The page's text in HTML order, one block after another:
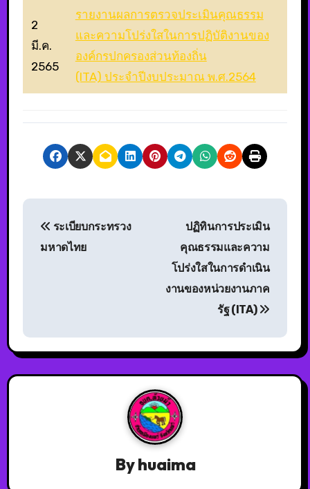
2
มี.ค.
2565
รายงานผลการตรวจประเมินคุณธรรม
และความโปร่งใสในการปฏิบัติงานของ
องค์กรปกครองส่วนท้องถิ่น
(ITA) ประจำปีงบประมาณ พ.ศ.2564
ระเบียบกระทรวง
มหาดไทย
ปฏิทินการประเมิน
คุณธรรมและความ
โปร่งใสในการดำเนิน
งานของหน่วยงานภาค
รัฐ (ITA)
Byhuaima